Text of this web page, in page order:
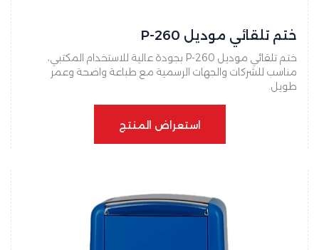
ختم تلقائي موديل P-260
ختم تلقائي موديل P-260 بجودة عالية للاستخدام المكتبي،
مناسب للشركات والجهات الرسمية مع طباعة واضحة وعمر
طويل.
استعراض المنتج
استعراض المنتج